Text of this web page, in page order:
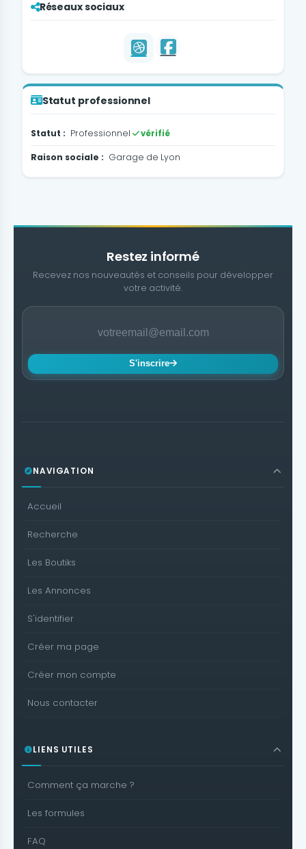
Réseaux sociaux
Statut professionnel
Statut : Professionnel vérifié
Raison sociale : Garage de Lyon
Restez informé
Recevez nos nouveautés et conseils pour développer
votre activité.
S'inscrire
NAVIGATION
Accueil
Recherche
Les Boutiks
Les Annonces
S'identifier
Créer ma page
Créer mon compte
Nous contacter
LIENS UTILES
Comment ça marche ?
Les formules
FAQ